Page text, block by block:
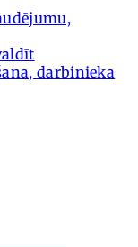
darbinieka